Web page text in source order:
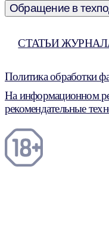
Обращение в
СТАТЬИ
Политика обработки
На информационном
рекомендательные